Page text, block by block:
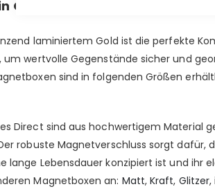
Gold, Silber, Rot oder
laminiertem Gold ist die perfekte
um wertvolle Gegenstände sicher und
sind in folgenden Größen
Direct sind aus hochwertigem
robuste Magnetverschluss sorgt
lange Lebensdauer konzipiert ist und ihr
Magnetboxen an: Matt, Kraft, Glitzer,